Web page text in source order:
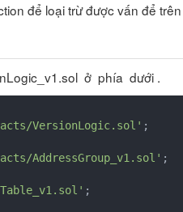
để loại trừ được vấn để
ở phía dưới .
VersionLogic.sol' ;
AddressGroup_v1.sol' ;
;